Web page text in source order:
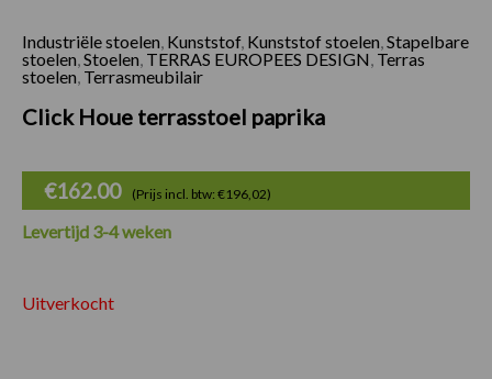
Industriële stoelen Kunststof, Kunststof stoelen Stapelbare
stoelen Stoelen TERRAS EUROPEES DESIGN Terras
stoelen Terrasmeubilair
Click Houe terrasstoel paprika
€162.00 (Prijs incl. btw: €196,02)
Levertijd 3-4 weken
Uitverkocht